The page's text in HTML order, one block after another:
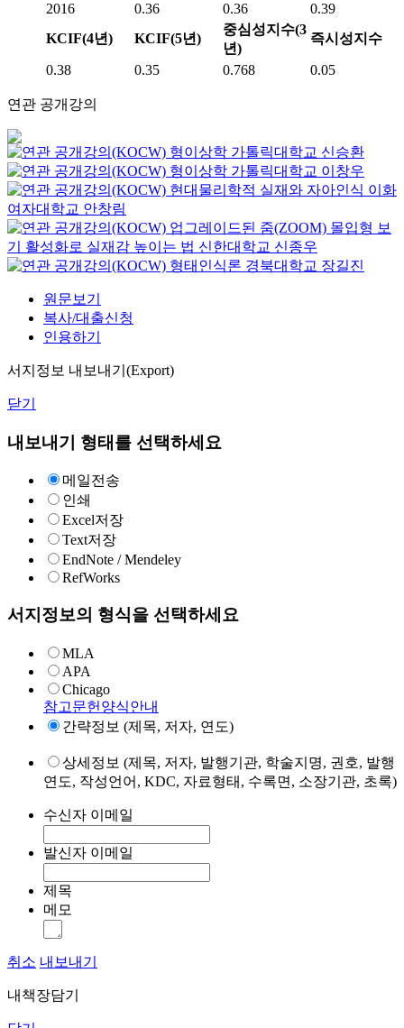
2016 0.36 0.36
0.39
KCIF(4년)
KCIF(5년)
중심성지수(3
년)
즉시성지수
0.38 0.35 0.768 0.05
연관 공개강의
형이상학 가톨릭대학교 신승환
형이상학 가톨릭대학교 이창우
현대물리학적 실재와 자아인식 이화
여자대학교 안창림
업그레이드된 줌(ZOOM) 몰입형 보
기 활성화로 실재감 높이는 법 신한대학교 신종우
형태인식론 경북대학교 장길진
원문보기
복사/대출신청
인용하기
서지정보 내보내기(Export)
닫기
내보내기 형태를 선택하세요
메일전송
인쇄
Excel저장
Text저장
EndNote / Mendeley
RefWorks
서지정보의 형식을 선택하세요
MLA
APA
Chicago
참고문헌양식안내
간략정보 (제목, 저자, 연도)
상세정보 (제목, 저자, 발행기관, 학술지명, 권호, 발행
연도, 작성언어, KDC, 자료형태, 수록면, 소장기관, 초록)
수신자 이메일
발신자 이메일
제목
메모
취소 내보내기
내책장담기